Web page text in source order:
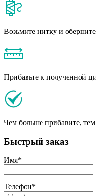
Возьмите нитку и оберните
Прибавьте к полученной
Чем больше прибавите, тем
Быстрый заказ
Имя*
Телефон*